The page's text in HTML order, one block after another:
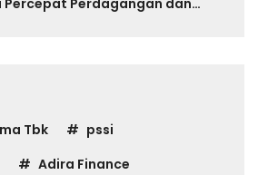
Percepat Perdagangan dan
Tbk
pssi
Adira Finance